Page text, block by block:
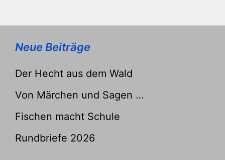
Neue Beiträge
Der Hecht aus dem Wald
Von Märchen und Sagen …
Fischen macht Schule
Rundbriefe 2026